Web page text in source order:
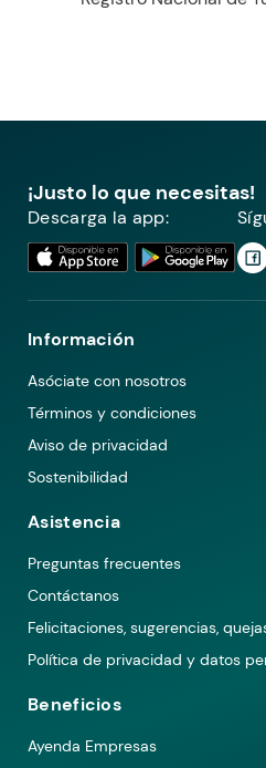
¡Justo lo que necesitas!
Descarga la app:
Información
Asóciate con nosotros
Términos y condiciones
Aviso de privacidad
Sostenibilidad
Asistencia
Preguntas frecuentes
Contáctanos
Felicitaciones, sugerencias,
Política de privacidad y datos
Beneficios
Ayenda Empresas